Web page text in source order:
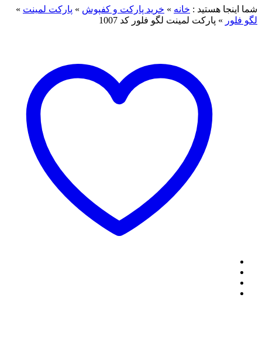
شما اینجا هستید : خانه » خرید پارکت و کفپوش » پارکت لمینت »
لگو فلور » پارکت لمینت لگو فلور کد 1007